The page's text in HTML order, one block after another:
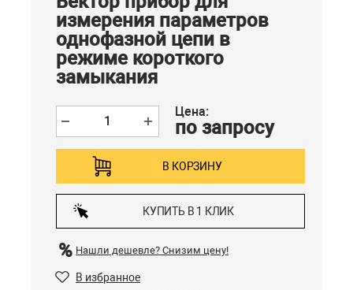
измерения параметров
однофазной цепи в
режиме короткого
замыкания
Цена:
по запросу
В КОРЗИНУ
КУПИТЬ В 1 КЛИК
Нашли дешевле? Снизим цену!
В избранное